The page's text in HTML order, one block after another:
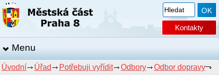
Kontakty
Menu
Úvodní Úřad Potřebuji vyřídit Odbory Odbor dopravy